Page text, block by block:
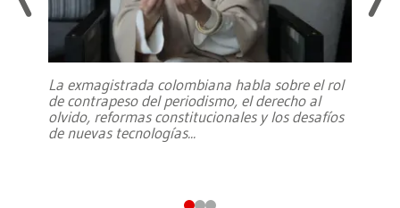
La exmagistrada colombiana habla sobre el rol
de contrapeso del periodismo, el derecho al
olvido, reformas constitucionales y los desafíos
de nuevas tecnologías...